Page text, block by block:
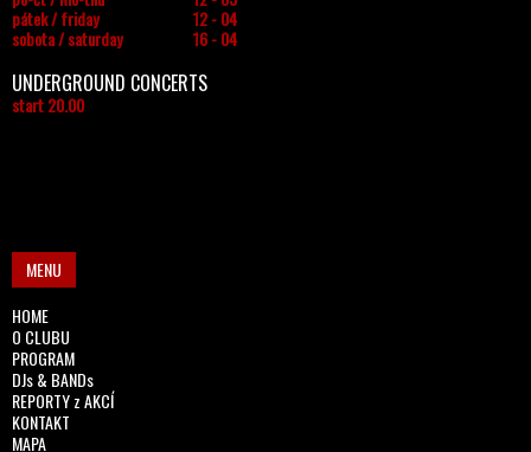
pátek / friday
12 - 04
sobota / saturday
16 - 04
UNDERGROUND CONCERTS
start 20.00
MENU
HOME
O CLUBU
PROGRAM
DJs & BANDs
REPORTY z AKCÍ
KONTAKT
MAPA